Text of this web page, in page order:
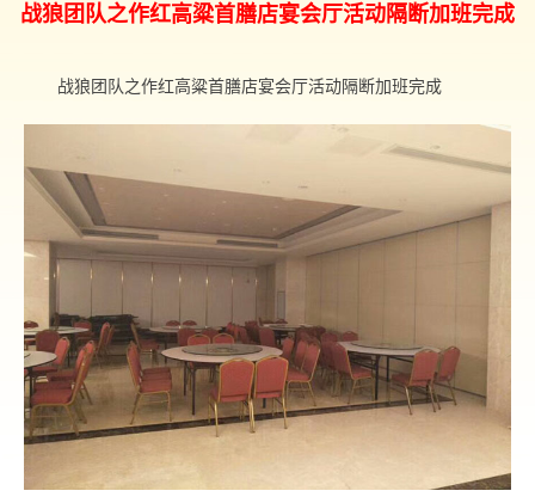
战狼团队之作红高粱首膳店宴会厅活动隔断加班完成
战狼团队之作红高粱首膳店宴会厅活动隔断加班完成